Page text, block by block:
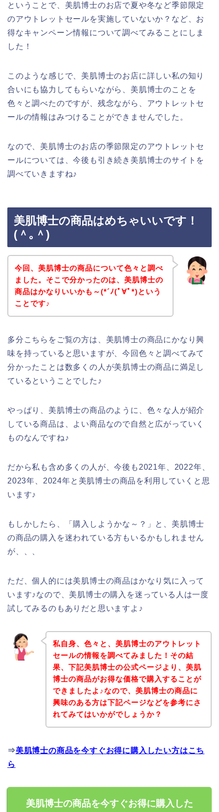
ということで、美肌博士のお店で夏や冬など季節限定
のアウトレットセールを実施していないか？など、お
得なキャンペーン情報について調べてみることにしま
した！
このような感じで、美肌博士のお店に詳しい私の知り
合いにも協力してもらいながら、美肌博士のことを
色々と調べたのですが、残念ながら、アウトレットセ
ールの情報はみつけることができませんでした。
なので、美肌博士のお店の季節限定のアウトレットセ
ールについては、今後も引き続き美肌博士のサイトを
調べていきますね♪
美肌博士の商品はめちゃいいです！
(＾｡＾)
今回、美肌博士の商品について色々と調べ
ました。そこで分かったのは、美肌博士の
商品はかなりいいかも～(*´ﾉ(ﾟ∀ﾟ*)という
ことです♪
多分こちらをご覧の方は、美肌博士の商品にかなり興
味を持っていると思いますが、今回色々と調べてみて
分かったことは数多くの人が美肌博士の商品に満足し
ているということでした♪
やっぱり、美肌博士の商品のように、色々な人が紹介
している商品は、よい商品なので自然と広がっていく
ものなんですね♪
だから私も含め多くの人が、今後も2021年、2022年、
2023年、2024年と美肌博士の商品を利用していくと思
います♪
もしかしたら、「購入しようかな～？」と、美肌博士
の商品の購入を迷われている方もいるかもしれません
が、、、
ただ、個人的には美肌博士の商品はかなり気に入って
います♪なので、美肌博士の購入を迷っている人は一度
試してみるのもありだと思いますよ♪
私自身、色々と、美肌博士のアウトレット
セールの情報を調べてみました！その結
果、下記美肌博士の公式ページより、美肌
博士の商品がお得な価格で購入することが
できましたよ♪なので、美肌博士の商品に
興味のある方は下記ページなどを参考にさ
れてみてはいかがでしょうか？
⇒美肌博士の商品を今すぐお得に購入したい方はこち
ら
美肌博士の商品を今すぐお得に購入した